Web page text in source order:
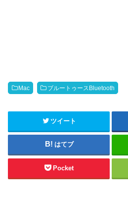
Mac ブルートゥースBluetooth
ツイート
はてブ
Pocket